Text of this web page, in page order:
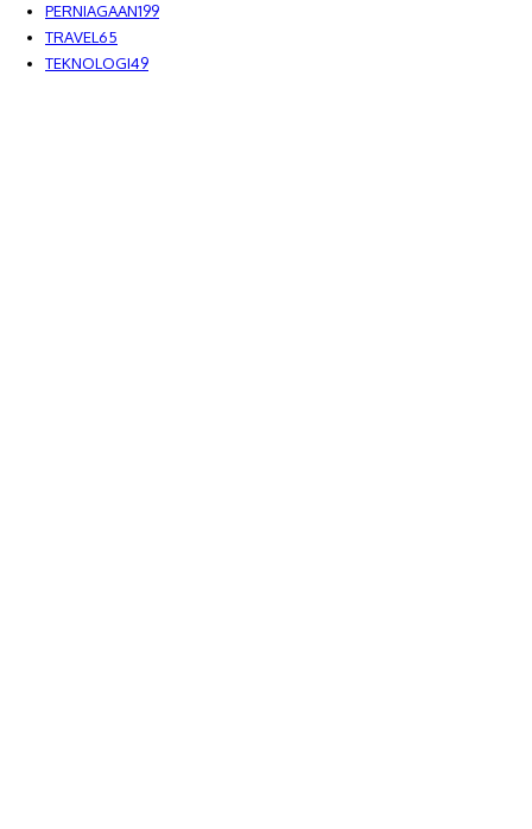
PERNIAGAAN199
TRAVEL65
TEKNOLOGI49